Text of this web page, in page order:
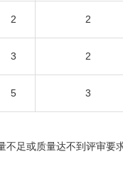
2 2
3 2
5 3
或质量达不到评审要求